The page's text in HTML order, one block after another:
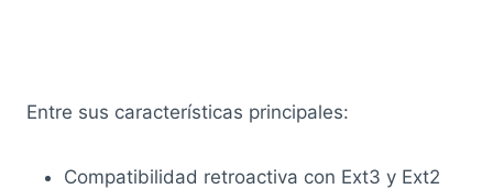
Entre sus características principales:
Compatibilidad retroactiva con Ext3 y Ext2